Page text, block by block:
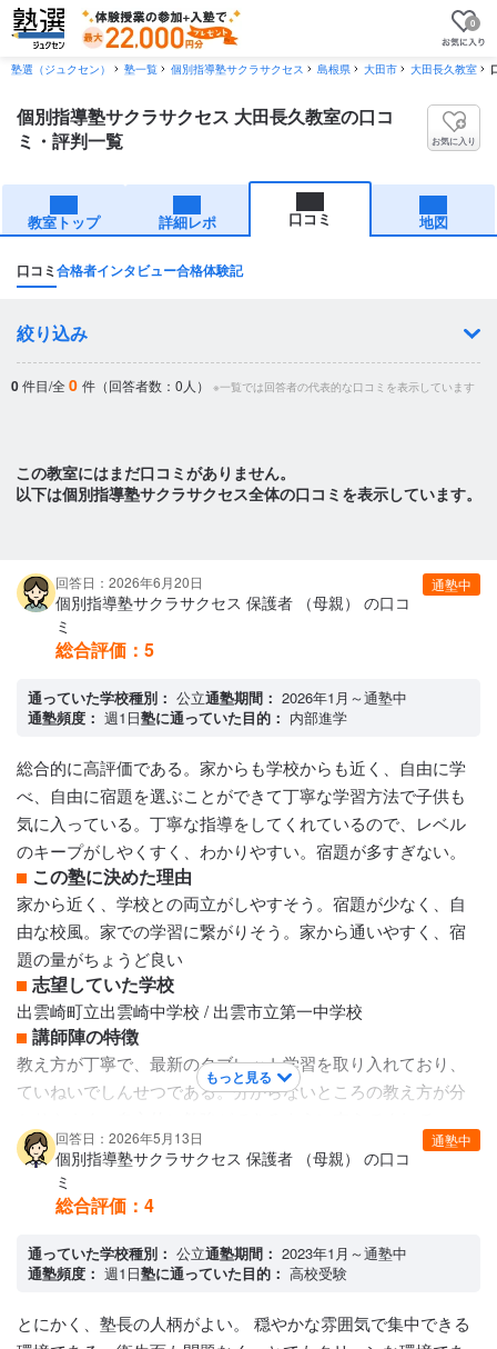
0
塾選（ジュクセン） 塾一覧 個別指導塾サクラサクセス 島根県 大田市 大田長久教室
個別指導塾サクラサクセス 大田長久教室の口コ
ミ・評判一覧
お気に入り
教室トップ 詳細レポ 口コミ 地図
口コミ合格者インタビュー合格体験記
絞り込み
0件目/全 0 件（回答者数：0人） ※一覧では回答者の代表的な口コミを表示しています
この教室にはまだ口コミがありません。
以下は個別指導塾サクラサクセス全体の口コミを表示しています。
通塾中
回答日：2026年6月20日
個別指導塾サクラサクセス 保護者 （母親） の口コ
ミ
総合評価： 5
通っていた学校種別： 公立通塾期間： 2026年1月～通塾中
通塾頻度： 週1日塾に通っていた目的： 内部進学
総合的に高評価である。家からも学校からも近く、自由に学
べ、自由に宿題を選ぶことができて丁寧な学習方法で子供も
気に入っている。丁寧な指導をしてくれているので、レベル
のキープがしやくすく、わかりやすい。宿題が多すぎない。
この塾に決めた理由
家から近く、学校との両立がしやすそう。宿題が少なく、自
由な校風。家での学習に繋がりそう。家から通いやすく、宿
題の量がちょうど良い
志望していた学校
出雲崎町立出雲崎中学校 / 出雲市立第一中学校
講師陣の特徴
教え方が丁寧で、最新のタブレット学習を取り入れており、
ていねいでしんせつである。分からないところの教え方が分
る。丁寧な指導で分かりやすくかんけつであり、難しいとこ
ろが少なくわかりやすい。
カリキュラムについて
つけ、自習学習のうむの確認、丁寧な学習方法の確認、テキ
ストの読み上げ、国語の時間の音読をしている。宿題の自主
から、自分の分からないところがかくにんしやすい。
もっと見る
通塾中
回答日：2026年5月13日
個別指導塾サクラサクセス 保護者 （母親） の口コ
ミ
総合評価： 4
通っていた学校種別： 公立通塾期間： 2023年1月～通塾中
通塾頻度： 週1日塾に通っていた目的： 高校受験
とにかく、塾長の人柄がよい。 穏やかな雰囲気で集中できる